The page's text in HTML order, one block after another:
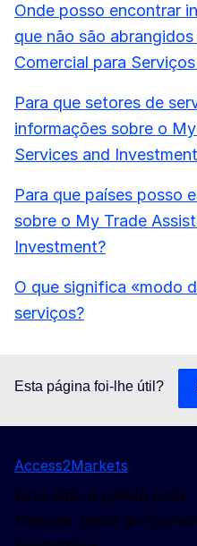
Onde posso encontrar
que não são
Comercial para
Para que setores de
informações sobre o
Services and
Para que países posso
sobre o My Trade
Investment?
O que significa «modo
serviços?
Esta página foi-lhe útil?
Access2Markets
Este sítio é gerido pela:
Direção-Geral do